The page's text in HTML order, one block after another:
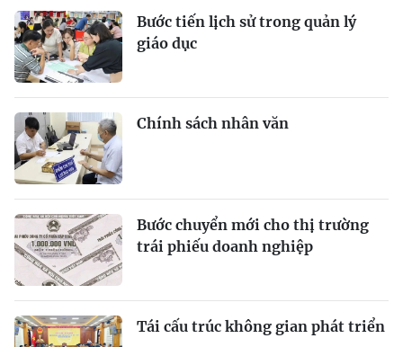
Bước tiến lịch sử trong quản lý
giáo dục
Chính sách nhân văn
Bước chuyển mới cho thị trường
trái phiếu doanh nghiệp
Tái cấu trúc không gian phát triển